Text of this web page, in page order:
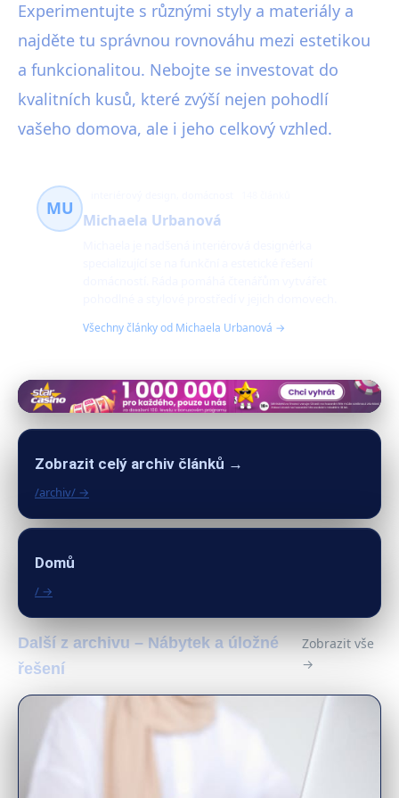
Experimentujte s různými styly a materiály a
najděte tu správnou rovnováhu mezi estetikou
a funkcionalitou. Nebojte se investovat do
kvalitních kusů, které zvýší nejen pohodlí
vašeho domova, ale i jeho celkový vzhled.
MU
Michaela Urbanová
Všechny články od Michaela Urbanová →
Zobrazit celý archiv článků →
/archiv/ →
Domů
/ →
Další z archivu – Nábytek a úložné
řešení
Zobrazit vše
→